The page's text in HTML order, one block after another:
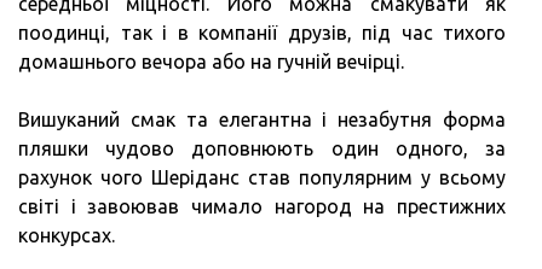
поодинці, так і в компанії друзів, під час тихого
домашнього вечора або на гучній вечірці.
Вишуканий смак та елегантна і незабутня форма
пляшки чудово доповнюють один одного, за
рахунок чого Шеріданс став популярним у всьому
світі і завоював чимало нагород на престижних
конкурсах.